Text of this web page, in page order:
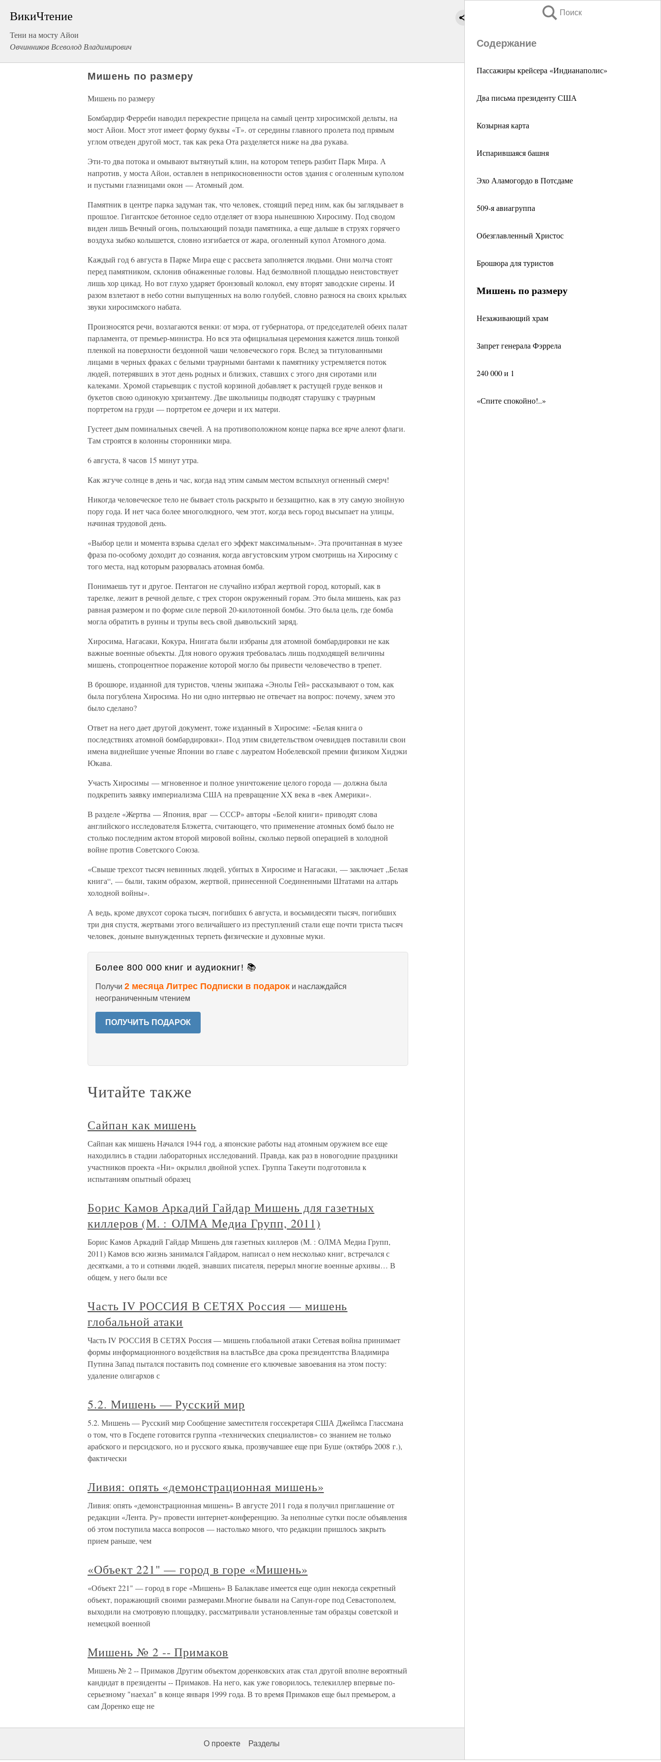
ВикиЧтение
Тени на мосту Айои
Овчинников Всеволод Владимирович
Поиск
Содержание
Пассажиры крейсера «Индианаполис»
Два письма президенту США
Козырная карта
Испарившаяся башня
Эхо Аламогордо в Потсдаме
509-я авиагруппа
Обезглавленный Христос
Брошюра для туристов
Мишень по размеру
Незаживающий храм
Запрет генерала Фэррела
240 000 и 1
«Спите спокойно!..»
Мишень по размеру
Мишень по размеру
Бомбардир Ферреби наводил перекрестие прицела на самый центр хиросимской дельты, на
мост Айои. Мост этот имеет форму буквы «Т». от середины главного пролета под прямым
углом отведен другой мост, так как река Ота разделяется ниже на два рукава.
Эти-то два потока и омывают вытянутый клин, на котором теперь разбит Парк Мира. А
напротив, у моста Айои, оставлен в неприкосновенности остов здания с оголенным куполом
и пустыми глазницами окон — Атомный дом.
Памятник в центре парка задуман так, что человек, стоящий перед ним, как бы заглядывает в
прошлое. Гигантское бетонное седло отделяет от взора нынешнюю Хиросиму. Под сводом
виден лишь Вечный огонь, полыхающий позади памятника, а еще дальше в струях горячего
воздуха зыбко колышется, словно изгибается от жара, оголенный купол Атомного дома.
Каждый год 6 августа в Парке Мира еще с рассвета заполняется людьми. Они молча стоят
перед памятником, склонив обнаженные головы. Над безмолвной площадью неистовствует
лишь хор цикад. Но вот глухо ударяет бронзовый колокол, ему вторят заводские сирены. И
разом взлетают в небо сотни выпущенных на волю голубей, словно разнося на своих крыльях
звуки хиросимского набата.
Произносятся речи, возлагаются венки: от мэра, от губернатора, от председателей обеих палат
парламента, от премьер-министра. Но вся эта официальная церемония кажется лишь тонкой
пленкой на поверхности бездонной чаши человеческого горя. Вслед за титулованными
лицами в черных фраках с белыми траурными бантами к памятнику устремляется поток
людей, потерявших в этот день родных и близких, ставших с этого дня сиротами или
калеками. Хромой старьевщик с пустой корзиной добавляет к растущей груде венков и
букетов свою одинокую хризантему. Две школьницы подводят старушку с траурным
портретом на груди — портретом ее дочери и их матери.
Густеет дым поминальных свечей. А на противоположном конце парка все ярче алеют флаги.
Там строятся в колонны сторонники мира.
6 августа, 8 часов 15 минут утра.
Как жгуче солнце в день и час, когда над этим самым местом вспыхнул огненный смерч!
Никогда человеческое тело не бывает столь раскрыто и беззащитно, как в эту самую знойную
пору года. И нет часа более многолюдного, чем этот, когда весь город высыпает на улицы,
начиная трудовой день.
«Выбор цели и момента взрыва сделал его эффект максимальным». Эта прочитанная в музее
фраза по-особому доходит до сознания, когда августовским утром смотришь на Хиросиму с
того места, над которым разорвалась атомная бомба.
Понимаешь тут и другое. Пентагон не случайно избрал жертвой город, который, как в
тарелке, лежит в речной дельте, с трех сторон окруженный горам. Это была мишень, как раз
равная размером и по форме силе первой 20-килотонной бомбы. Это была цель, где бомба
могла обратить в руины и трупы весь свой дьявольский заряд.
Хиросима, Нагасаки, Кокура, Ниигата были избраны для атомной бомбардировки не как
важные военные объекты. Для нового оружия требовалась лишь подходящей величины
мишень, стопроцентное поражение которой могло бы привести человечество в трепет.
В брошюре, изданной для туристов, члены экипажа «Энолы Гей» рассказывают о том, как
была погублена Хиросима. Но ни одно интервью не отвечает на вопрос: почему, зачем это
было сделано?
Ответ на него дает другой документ, тоже изданный в Хиросиме: «Белая книга о
последствиях атомной бомбардировки». Под этим свидетельством очевидцев поставили свои
имена виднейшие ученые Японии во главе с лауреатом Нобелевской премии физиком Хидэки
Юкава.
Участь Хиросимы — мгновенное и полное уничтожение целого города — должна была
подкрепить заявку империализма США на превращение XX века в «век Америки».
В разделе «Жертва — Япония, враг — СССР» авторы «Белой книги» приводят слова
английского исследователя Блэкетта, считающего, что применение атомных бомб было не
столько последним актом второй мировой войны, сколько первой операцией в холодной
войне против Советского Союза.
«Свыше трехсот тысяч невинных людей, убитых в Хиросиме и Нагасаки, — заключает „Белая
книга“, — были, таким образом, жертвой, принесенной Соединенными Штатами на алтарь
холодной войны».
А ведь, кроме двухсот сорока тысяч, погибших 6 августа, и восьмидесяти тысяч, погибших
три дня спустя, жертвами этого величайшего из преступлений стали еще почти триста тысяч
человек, доныне вынужденных терпеть физические и духовные муки.
Более 800 000 книг и аудиокниг! 📚
Получи 2 месяца Литрес Подписки в подарок и наслаждайся
неограниченным чтением
ПОЛУЧИТЬ ПОДАРОК
Читайте также
Сайпан как мишень
Сайпан как мишень Начался 1944 год, а японские работы над атомным оружием все еще
находились в стадии лабораторных исследований. Правда, как раз в новогодние праздники
участников проекта «Ни» окрылил двойной успех. Группа Такеути подготовила к
испытаниям опытный образец
Борис Камов Аркадий Гайдар Мишень для газетных
киллеров (М. : ОЛМА Медиа Групп, 2011)
Борис Камов Аркадий Гайдар Мишень для газетных киллеров (М. : ОЛМА Медиа Групп,
2011) Камов всю жизнь занимался Гайдаром, написал о нем несколько книг, встречался с
десятками, а то и сотнями людей, знавших писателя, перерыл многие военные архивы… В
общем, у него были все
Часть IV РОССИЯ В СЕТЯХ Россия — мишень
глобальной атаки
Часть IV РОССИЯ В СЕТЯХ Россия — мишень глобальной атаки Сетевая война принимает
формы информационного воздействия на властьВсе два срока президентства Владимира
Путина Запад пытался поставить под сомнение его ключевые завоевания на этом посту:
удаление олигархов с
5.2. Мишень — Русский мир
5.2. Мишень — Русский мир Сообщение заместителя госсекретаря США Джеймса Глассмана
о том, что в Госдепе готовится группа «технических специалистов» со знанием не только
арабского и персидского, но и русского языка, прозвучавшее еще при Буше (октябрь 2008 г.),
фактически
Ливия: опять «демонстрационная мишень»
Ливия: опять «демонстрационная мишень» В августе 2011 года я получил приглашение от
редакции «Лента. Ру» провести интернет-конференцию. За неполные сутки после объявления
об этом поступила масса вопросов — настолько много, что редакции пришлось закрыть
прием раньше, чем
«Объект 221" — город в горе «Мишень»
«Объект 221" — город в горе «Мишень» В Балаклаве имеется еще один некогда секретный
объект, поражающий своими размерами.Многие бывали на Сапун-горе под Севастополем,
выходили на смотровую площадку, рассматривали установленные там образцы советской и
немецкой военной
Мишень № 2 -- Примаков
Мишень № 2 -- Примаков Другим объектом доренковских атак стал другой вполне вероятный
кандидат в президенты -- Примаков. На него, как уже говорилось, телекиллер впервые по-
серьезному "наехал" в конце января 1999 года. В то время Примаков еще был премьером, а
сам Доренко еще не
О проекте Разделы